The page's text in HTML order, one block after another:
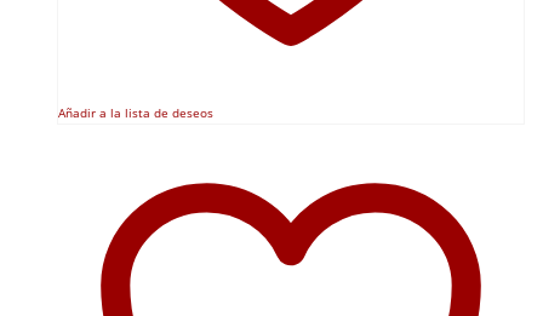
Añadir a la lista de deseos